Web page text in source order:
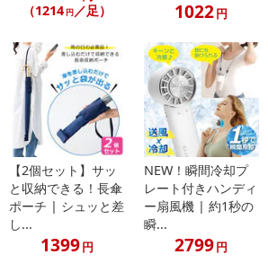
（1214 円／足） 1022円
【2個セット】サッ
と収納できる！長傘
ポーチ | シュッと差
し...
1399円
NEW！瞬間冷却プ
レート付きハンディ
ー扇風機 | 約1秒の
瞬...
2799円